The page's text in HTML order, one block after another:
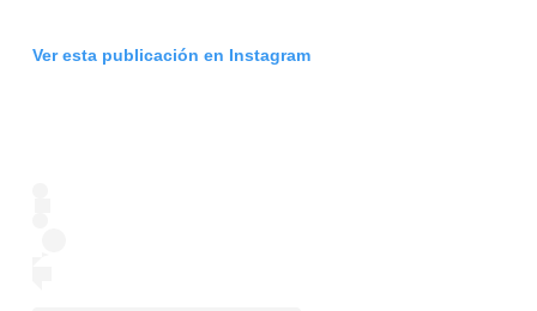
Ver esta publicación en Instagram